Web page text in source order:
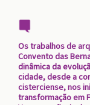
Os trabalhos de
Convento das
dinâmica da
cidade, desde a
cisterciense, nos
transformação em